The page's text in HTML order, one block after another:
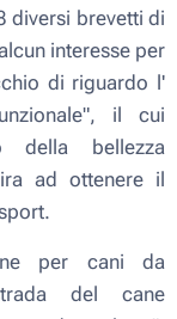
diversi brevetti di
interesse per
di riguardo l'
il cui
della bellezza
ad ottenere il
per cani da
del cane